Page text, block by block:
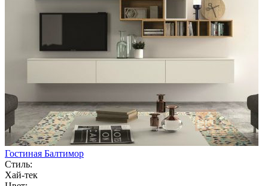
Гостиная Балтимор
Стиль:
Хай-тек